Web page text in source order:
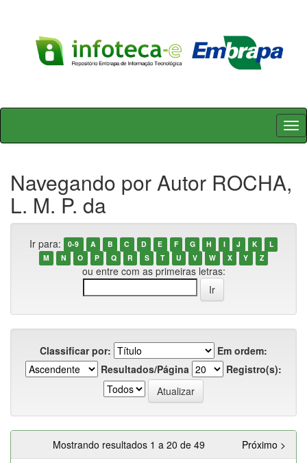
Skip
Navegando por Autor ROCHA,
L. M. P. da
Ir para: 0-9 A B C D E F G H I J K
L
M
N O P Q R S T U V W X Y Z
ou entre com as primeiras letras:
Classificar por:
Em ordem:
Resultados/Página
Registro(s):
Mostrando resultados 1 a 20 de 49
Próximo >